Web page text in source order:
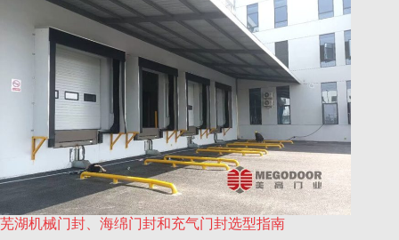
芜湖机械门封、海绵门封和充气门封选型指南